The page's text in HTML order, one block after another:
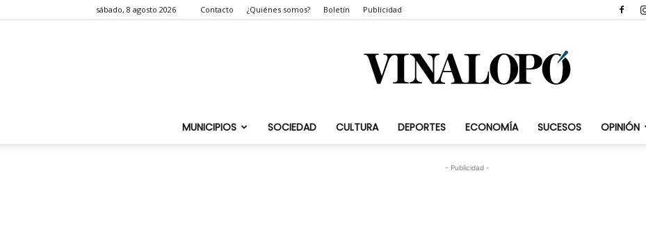
sábado, 8 agosto 2026 Contacto ¿Quiénes somos? Boletín Publicidad
Vinalopó.com
MUNICIPIOS SOCIEDAD CULTURA DEPORTES ECONOMÍA SUCESOS OPINIÓN
- Publicidad -